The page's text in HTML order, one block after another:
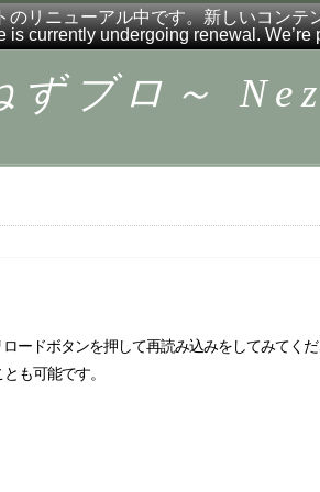
のリニューアル中です。新しいコンテ
is currently undergoing renewal. We’re
ずブロ～
ードボタンを押して再読み込みをしてみてくだ
も可能です。